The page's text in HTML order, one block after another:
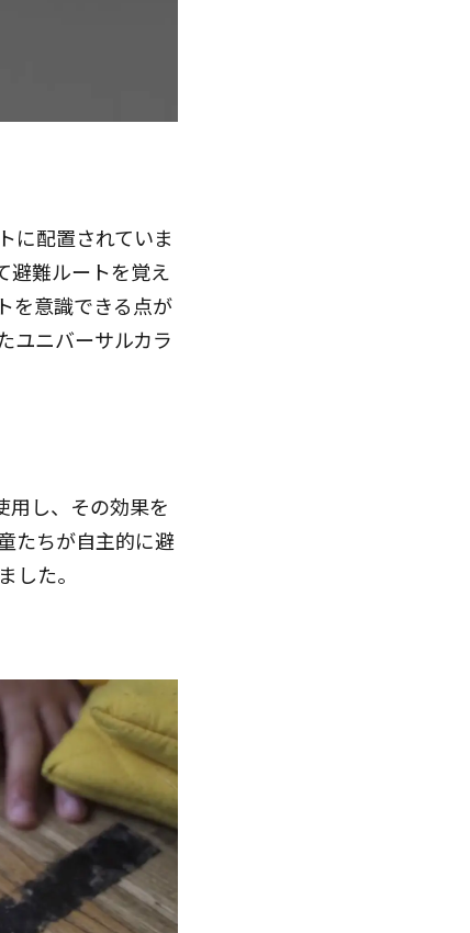
に配置されていま
避難ルートを覚え
を意識できる点が
ユニバーサルカラ
用し、その効果を
たちが自主的に避
した。